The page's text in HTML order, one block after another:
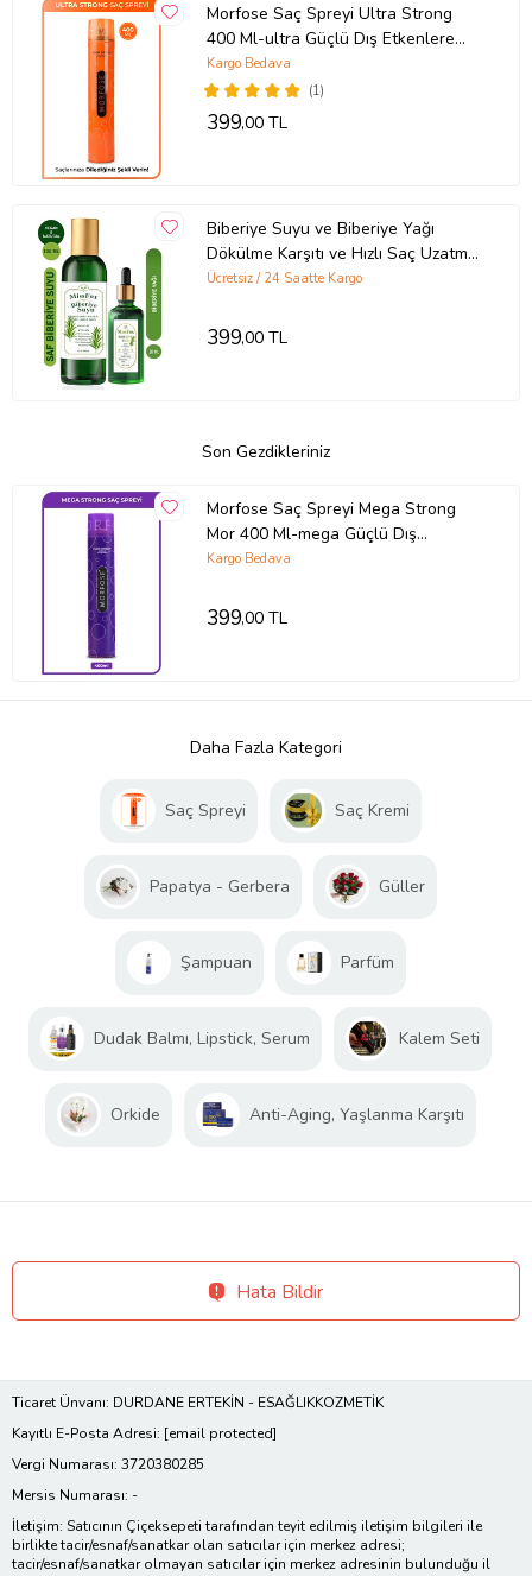
Morfose Saç Spreyi Ultra Strong
400 Ml-ultra Güçlü Dış Etkenlere
Karşı Kalıcı Tutuş
(1)
Kargo Bedava
399,00 TL
Biberiye Suyu ve Biberiye Yağı
Dökülme Karşıtı ve Hızlı Saç Uzatma
Etkili
Ücretsiz / 24 Saatte Kargo
399,00 TL
Son Gezdikleriniz
Morfose Saç Spreyi Mega Strong
Mor 400 Ml-mega Güçlü Dış
Etkenlere Karşı Kalıcı Tutuş
Kargo Bedava
399,00 TL
Daha Fazla Kategori
Saç Spreyi Saç Kremi
Papatya - Gerbera Güller
Şampuan Parfüm
Dudak Balmı, Lipstick, Serum Kalem Seti
Orkide Anti-Aging, Yaşlanma Karşıtı
Hata Bildir
Ticaret Ünvanı: DURDANE ERTEKİN - ESAĞLIKKOZMETİK
Kayıtlı E-Posta Adresi: [email protected]
Vergi Numarası: 3720380285
Mersis Numarası: -
İletişim: Satıcının Çiçeksepeti tarafından teyit edilmiş iletişim bilgileri ile
birlikte tacir/esnaf/sanatkar olan satıcılar için merkez adresi;
tacir/esnaf/sanatkar olmayan satıcılar için merkez adresinin bulunduğu il